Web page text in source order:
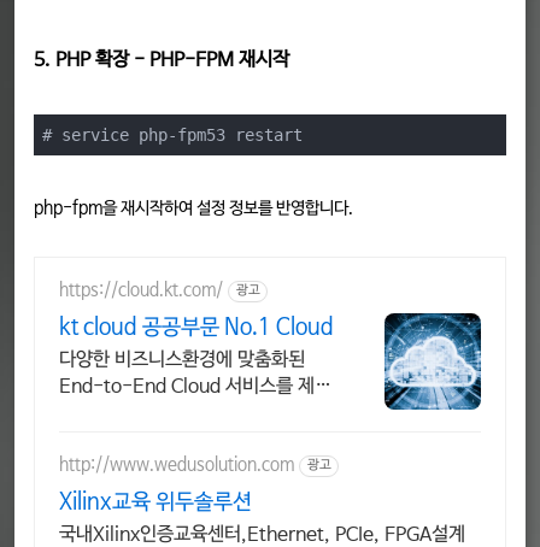
5. PHP 확장 - PHP-FPM 재시작
# service php-fpm53 restart
php-fpm을 재시작하여 설정 정보를 반영합니다.
https://cloud.kt.com/ 광고
kt cloud 공공부문 No.1 Cloud
다양한 비즈니스환경에 맞춤화된
End-to-End Cloud 서비스를 제공
http://www.wedusolution.com 광고
Xilinx교육 위두솔루션
국내Xilinx인증교육센터,Ethernet, PCIe, FPGA설계